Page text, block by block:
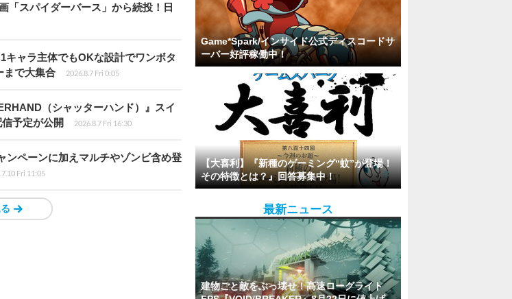
「スパイダーバース」から続投！日
ャラ主体でもOKな設計でワンボタ
まで大集合
2026.8.7 Fri 0:05
（シャッターハンド）』スイ
予定が公開
2026.8.7 Fri 16:30
ンペーンに加えマルチやゾンビ含め登
Fri 11:05
Game*Spark/インサイド公式ディスコードサ
ーバー好評稼働中！
【大喜利】『新種のゲーミング“蚊”が登場！
その特徴とは？』回答募集中！
最新ニュース
建物ごと敵をぶっ壊せ！高速ローグライト